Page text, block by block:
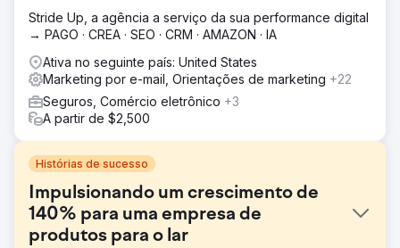
Stride Up, a agência a serviço da sua performance digital
→ PAGO · CREA · SEO · CRM · AMAZON · IA
Ativa no seguinte país: United States
Marketing por e-mail, Orientações de marketing +22
Seguros, Comércio eletrônico +3
A partir de $2,500
Histórias de sucesso
Impulsionando um crescimento de
140% para uma empresa de
produtos para o lar